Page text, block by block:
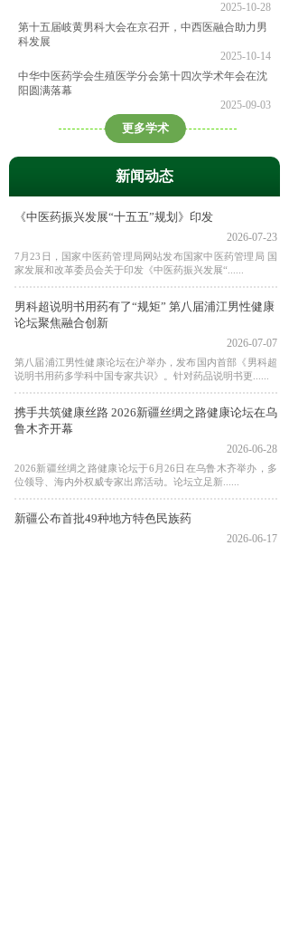
更多学术
2025-10-28
第十五届岐黄男科大会在京召开，中西医融合助力男
科发展
2025-10-14
中华中医药学会生殖医学分会第十四次学术年会在沈
阳圆满落幕
2025-09-03
新闻动态
《中医药振兴发展“十五五”规划》印发
2026-07-23
7月23日，国家中医药管理局网站发布国家中医药管理局 国
家发展和改革委员会关于印发《中医药振兴发展“......
男科超说明书用药有了“规矩” 第八届浦江男性健康
论坛聚焦融合创新
2026-07-07
第八届浦江男性健康论坛在沪举办，发布国内首部《男科超
说明书用药多学科中国专家共识》。针对药品说明书更......
携手共筑健康丝路 2026新疆丝绸之路健康论坛在乌
鲁木齐开幕
2026-06-28
2026新疆丝绸之路健康论坛于6月26日在乌鲁木齐举办，多
位领导、海内外权威专家出席活动。论坛立足新......
新疆公布首批49种地方特色民族药
2026-06-17